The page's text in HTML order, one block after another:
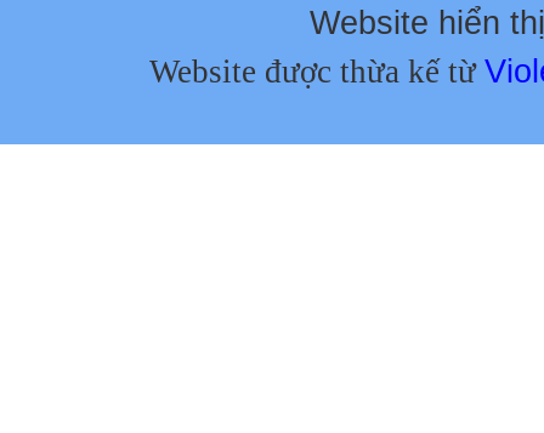
Website hiển
Website được thừa kế từ